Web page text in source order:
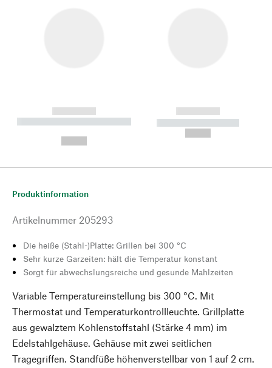
------------
----------- ----------- --------
------------
----------- -----------
Produktinformation
Artikelnummer 205293
Die heiße (Stahl-)Platte: Grillen bei 300 °C
Sehr kurze Garzeiten: hält die Temperatur konstant
Sorgt für abwechslungsreiche und gesunde Mahlzeiten
Variable Temperatureinstellung bis 300 °C. Mit
Thermostat und Temperaturkontrollleuchte. Grillplatte
aus gewalztem Kohlenstoffstahl (Stärke 4 mm) im
Edelstahlgehäuse. Gehäuse mit zwei seitlichen
Tragegriffen. Standfüße höhenverstellbar von 1 auf 2 cm.